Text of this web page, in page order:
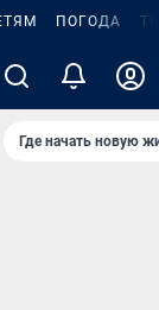
ПОГОДА
Где начать новую